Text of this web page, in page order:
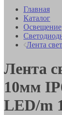
Главная
Каталог
Освещение
Лента
Лента
10мм
LED/m